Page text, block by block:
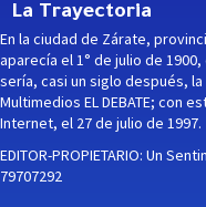
La Trayectoria
En la ciudad de Zárate,
aparecía el 1° de julio de
sería, casi un siglo después,
Multimedios EL DEBATE; con
Internet, el 27 de julio de 1997.
EDITOR-PROPIETARIO: Un
79707292